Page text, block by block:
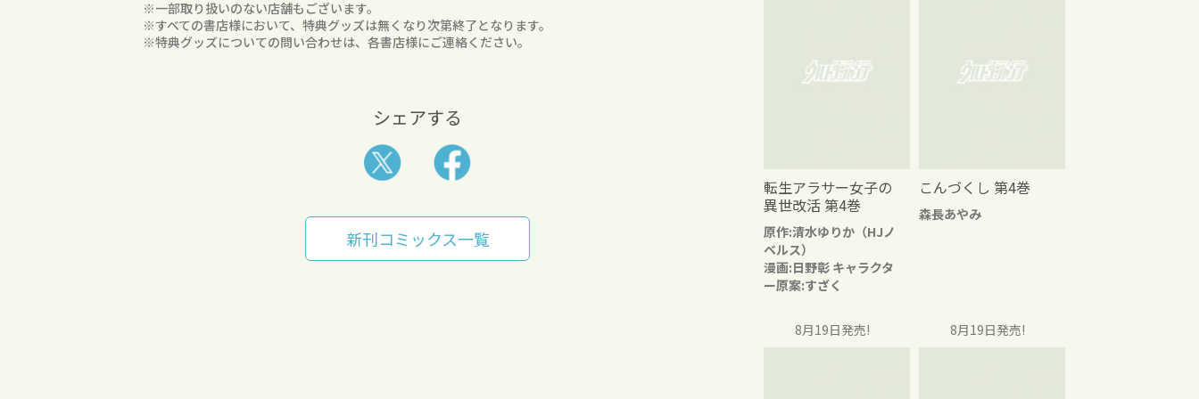
※一部取り扱いのない店舗もございます。
※すべての書店様において、特典グッズは無くなり次第終了となります。
※特典グッズについての問い合わせは、各書店様にご連絡ください。
シェアする
新刊コミックス一覧
転生アラサー女子の
異世改活 第4巻
原作:清水ゆりか（HJノ
ベルス）
漫画:日野彰 キャラクタ
ー原案:すざく
こんづくし 第4巻
森長あやみ
8月19日発売! 8月19日発売!